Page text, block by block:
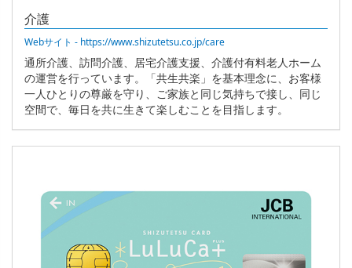
介護
Webサイト - https://www.shizutetsu.co.jp/care
通所介護、訪問介護、居宅介護支援、介護付有料老人ホーム
の運営を行っています。「共生共楽」を基本理念に、お客様
一人ひとりの尊厳を守り、ご家族と同じ気持ちで接し、同じ
空間で、毎日を共に生きて楽しむことを目指します。